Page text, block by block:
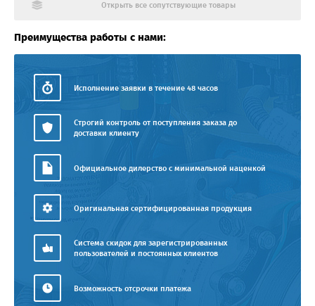
Открыть все сопутствующие товары
Преимущества работы с нами:
Исполнение заявки в течение 48 часов
Строгий контроль от поступления заказа до
доставки клиенту
Официальное дилерство с минимальной наценкой
Оригинальная сертифицированная продукция
Система скидок для зарегистрированных
пользователей и постоянных клиентов
Возможность отсрочки платежа